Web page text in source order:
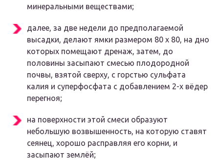
минеральными веществами;
далее, за две недели до предполагаемой
высадки, делают ямки размером 80 х 80, на дно
которых помещают дренаж, затем, до
половины засыпают смесью плодородной
почвы, взятой сверху, с горстью сульфата
калия и суперфосфата с добавлением 2-х вёдер
перегноя;
на поверхности этой смеси образуют
небольшую возвышенность, на которую ставят
сеянец, хорошо расправляя его корни, и
засыпают землёй;